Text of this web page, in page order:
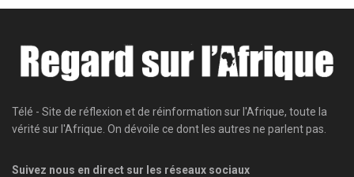
Télé - Site de réflexion et de réinformation sur l'Afrique, toute la
vérité sur l'Afrique. On dévoile ce dont les autres ne parlent pas.
Suivez nous en direct sur les réseaux sociaux